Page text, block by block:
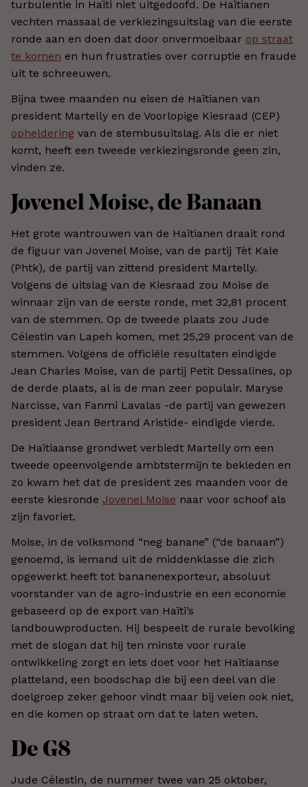
turbulentie in Haïti niet uitgedoofd. De Haïtianen
vechten massaal de verkiezingsuitslag van die eerste
ronde aan en doen dat door onvermoeibaar op straat
te komen en hun frustraties over corruptie en fraude
uit te schreeuwen.
Bijna twee maanden nu eisen de Haïtianen van
president Martelly en de Voorlopige Kiesraad (CEP)
opheldering van de stembusuitslag. Als die er niet
komt, heeft een tweede verkiezingsronde geen zin,
vinden ze.
Jovenel Moise, de Banaan
Het grote wantrouwen van de Haïtianen draait rond
de figuur van Jovenel Moise, van de partij Tèt Kale
(Phtk), de partij van zittend president Martelly.
Volgens de uitslag van de Kiesraad zou Moise de
winnaar zijn van de eerste ronde, met 32,81 procent
van de stemmen. Op de tweede plaats zou Jude
Célestin van Lapeh komen, met 25,29 procent van de
stemmen. Volgens de officiële resultaten eindigde
Jean Charles Moise, van de partij Petit Dessalines, op
de derde plaats, al is de man zeer populair. Maryse
Narcisse, van Fanmi Lavalas -de partij van gewezen
president Jean Bertrand Aristide- eindigde vierde.
De Haïtiaanse grondwet verbiedt Martelly om een
tweede opeenvolgende ambtstermijn te bekleden en
zo kwam het dat de president zes maanden voor de
eerste kiesronde Jovenel Moise naar voor schoof als
zijn favoriet.
Moise, in de volksmond “neg banane” (“de banaan”)
genoemd, is iemand uit de middenklasse die zich
opgewerkt heeft tot bananenexporteur, absoluut
voorstander van de agro-industrie en een economie
gebaseerd op de export van Haïti’s
landbouwproducten. Hij bespeelt de rurale bevolking
met de slogan dat hij ten minste voor rurale
ontwikkeling zorgt en iets doet voor het Haïtiaanse
platteland, een boodschap die bij een deel van die
doelgroep zeker gehoor vindt maar bij velen ook niet,
en die komen op straat om dat te laten weten.
De G8
Jude Célestin, de nummer twee van 25 oktober,